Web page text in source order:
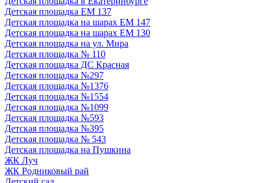
Детская площадка ЕМ 137
Детская площадка на шарах ЕМ 147
Детская площадка на шарах ЕМ 130
Детская площадка на ул. Мира
Детская площадка № 110
Детская площадка ДС Красная
Детская площадка №297
Детская площадка №1376
Детская площадка №1554
Детская площадка №1099
Детская площадка №593
Детская площадка №395
Детская площадка № 543
Детская площадка на Пушкина
ЖК Луч
ЖК Родниковый рай